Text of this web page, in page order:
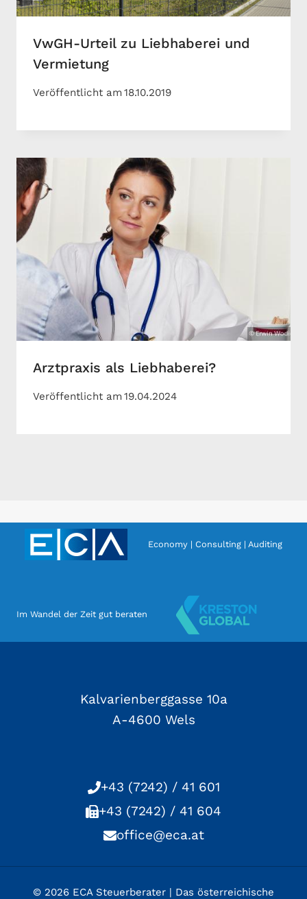
VwGH-Urteil zu Liebhaberei und
Vermietung
Veröffentlicht am18.10.2019
Arztpraxis als Liebhaberei?
Veröffentlicht am19.04.2024
Economy | Consulting | Auditing
Im Wandel der Zeit gut beraten
Kalvarienberggasse 10a
A-4600 Wels
+43 (7242) / 41 601
+43 (7242) / 41 604
office@eca.at
© 2026 ECA Steuerberater | Das österreichische